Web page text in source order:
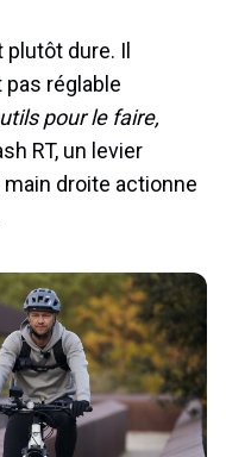
dure. Il
réglable
pour le faire,
RT, un levier
droite actionne